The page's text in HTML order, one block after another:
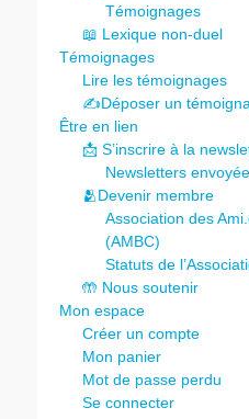
Témoignages
📖 Lexique non-duel
Témoignages
Lire les témoignages
✍️Déposer un
Être en lien
📩 S’inscrire à la
Newsletters
🫂Devenir membre
Association des
(AMBC)
Statuts de
🤲 Nous soutenir
Mon espace
Créer un compte
Mon panier
Mot de passe perdu
Se connecter